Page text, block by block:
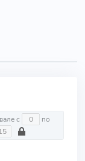
На интервале с по